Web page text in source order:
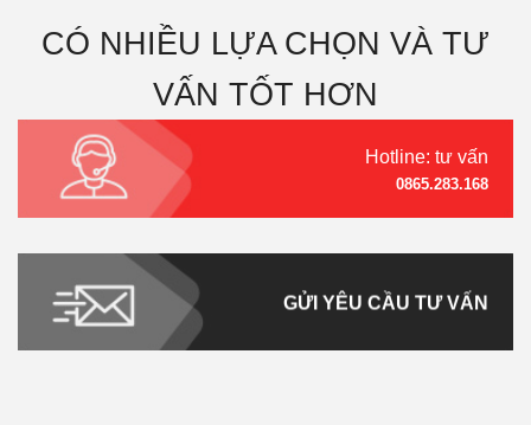
CÓ NHIỀU LỰA CHỌN VÀ TƯ
VẤN TỐT HƠN
Hotline: tư vấn
0865.283.168
GỬI YÊU CẦU TƯ VẤN